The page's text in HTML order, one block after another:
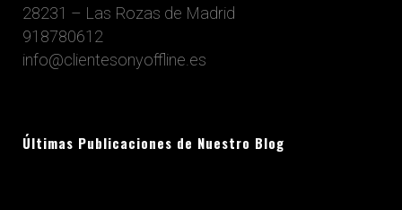
28231 – Las Rozas de Madrid
918780612
info@clientesonyoffline.es
Últimas Publicaciones de Nuestro Blog